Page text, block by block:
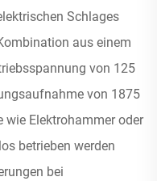
Schlages
aus einem
von 125
von 1875
wie Elektrohammer oder
betrieben werden
bei